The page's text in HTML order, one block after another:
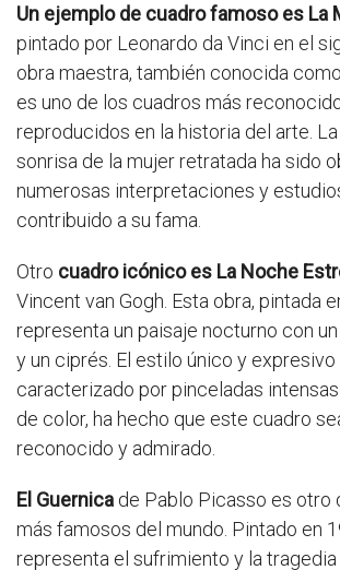
Un ejemplo de cuadro famoso es La
pintado por Leonardo da Vinci en el
obra maestra, también conocida
es uno de los cuadros más
reproducidos en la historia del arte.
sonrisa de la mujer retratada ha sido
numerosas interpretaciones y
contribuido a su fama.
Otro cuadro icónico es La Noche
Vincent van Gogh. Esta obra, pintada
representa un paisaje nocturno con
y un ciprés. El estilo único y expresivo
caracterizado por pinceladas
de color, ha hecho que este cuadro
reconocido y admirado.
El Guernica de Pablo Picasso es otro
más famosos del mundo. Pintado en
representa el sufrimiento y la